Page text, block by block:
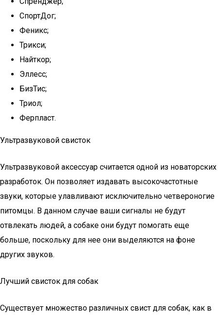
СпортДог;
Феникс;
Трикси;
Найткор;
Эллесс;
БизТис;
Триол;
Ферпласт.
Ультразвуковой свисток
Ультразвуковой аксессуар считается одной из новаторских
разработок. Он позволяет издавать высокочастотные
звуки, которые улавливают исключительно четвероногие
питомцы. В данном случае ваши сигналы не будут
отвлекать людей, а собаке они будут помогать еще
больше, поскольку для нее они выделяются на фоне
других звуков.
Лучший свисток для собак
Существует множество различных свист для собак, как в